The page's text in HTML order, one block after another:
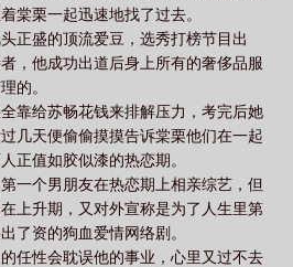
棠栗一起迅速地找了过去。
正盛的顶流爱豆，选秀打榜节目出
，他成功出道后身上所有的奢侈品服
的。
靠给苏畅花钱来排解压力，考完后她
几天便偷偷摸摸告诉棠栗他们在一起
正值如胶似漆的热恋期。
一个男朋友在热恋期上相亲综艺，但
上升期，又对外宣称是为了人生里第
资的狗血爱情网络剧。
任性会耽误他的事业，心里又过不去